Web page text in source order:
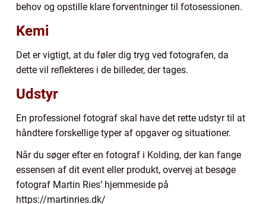
behov og opstille klare forventninger til fotosessionen.
Kemi
Det er vigtigt, at du føler dig tryg ved fotografen, da
dette vil reflekteres i de billeder, der tages.
Udstyr
En professionel fotograf skal have det rette udstyr til at
håndtere forskellige typer af opgaver og situationer.
Når du søger efter en fotograf i Kolding, der kan fange
essensen af dit event eller produkt, overvej at besøge
fotograf Martin Ries’ hjemmeside på
https://martinries.dk/